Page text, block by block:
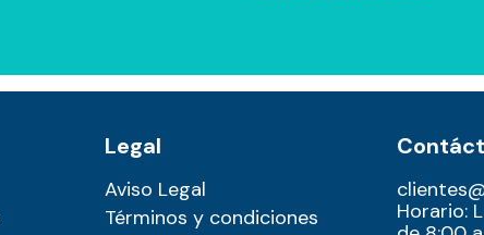
Legal
Aviso Legal
Términos y condiciones
Horario: